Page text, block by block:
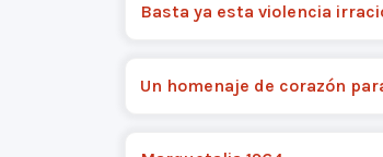
Basta ya esta violencia
Un homenaje de corazón